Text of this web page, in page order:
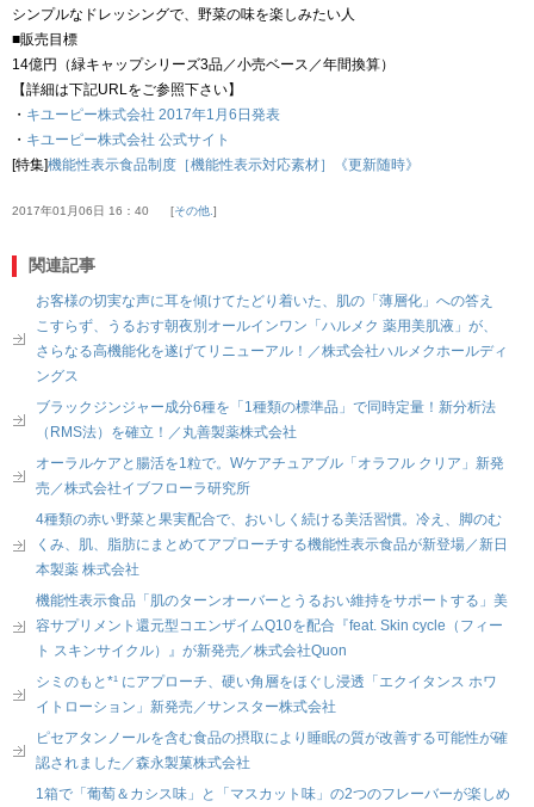
シンプルなドレッシングで、野菜の味を楽しみたい人
■販売目標
14億円（緑キャップシリーズ3品／小売ベース／年間換算）
【詳細は下記URLをご参照下さい】
・ キユーピー株式会社 2017年1月6日発表
・ キユーピー株式会社 公式サイト
[特集]機能性表示食品制度［機能性表示対応素材］《更新随時》
2017年01月06日 16：40 その他.
関連記事
お客様の切実な声に耳を傾けてたどり着いた、肌の「薄層化」への答え
こすらず、うるおす朝夜別オールインワン「ハルメク 薬用美肌液」が、
さらなる高機能化を遂げてリニューアル！／株式会社ハルメクホールディ
ングス
ブラックジンジャー成分6種を「1種類の標準品」で同時定量！新分析法
（RMS法）を確立！／丸善製薬株式会社
オーラルケアと腸活を1粒で。Wケアチュアブル「オラフル クリア」新発
売／株式会社イブフローラ研究所
4種類の赤い野菜と果実配合で、おいしく続ける美活習慣。冷え、脚のむ
くみ、肌、脂肪にまとめてアプローチする機能性表示食品が新登場／新日
本製薬 株式会社
機能性表示食品「肌のターンオーバーとうるおい維持をサポートする」美
容サプリメント還元型コエンザイムQ10を配合『feat. Skin cycle（フィー
ト スキンサイクル）』が新発売／株式会社Quon
シミのもと*¹ にアプローチ、硬い角層をほぐし浸透「エクイタンス ホワ
イトローション」新発売／サンスター株式会社
ピセアタンノールを含む食品の摂取により睡眠の質が改善する可能性が確
認されました／森永製菓株式会社
1箱で「葡萄＆カシス味」と「マスカット味」の2つのフレーバーが楽しめ